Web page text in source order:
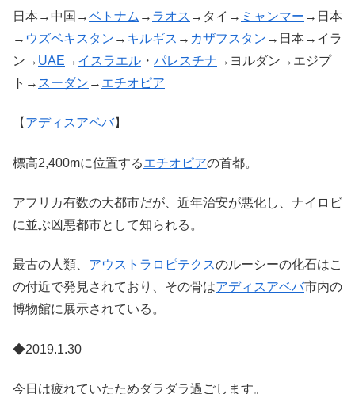
日本→中国→ベトナム → ラオス →タイ→ ミャンマー →日本
→ ウズベキスタン → キルギス → カザフスタン →日本→イラ
ン→ UAE → イスラエル ・ パレスチナ →ヨルダン→エジプ
ト→ スーダン → エチオピア
【 アディスアベバ】
標高2,400mに位置するエチオピアの首都。
アフリカ有数の大都市だが、近年治安が悪化し、ナイロビ
に並ぶ凶悪都市として知られる。
最古の人類、 アウストラロピテクスのルーシーの化石はこ
の付近で発見されており、その骨はアディスアベバ市内の
博物館に展示されている。
◆2019.1.30
今日は疲れていたためダラダラ過ごします。